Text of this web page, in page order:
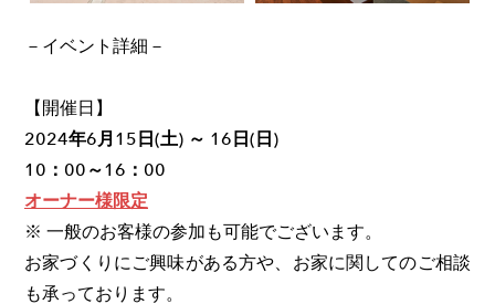
－イベント詳細－
【開催日】
2024年6月15日(土) ～ 16日(日)
10：00～16：00
オーナー様限定
※ 一般のお客様の参加も可能でございます。
お家づくりにご興味がある方や、お家に関してのご相談
も承っております。